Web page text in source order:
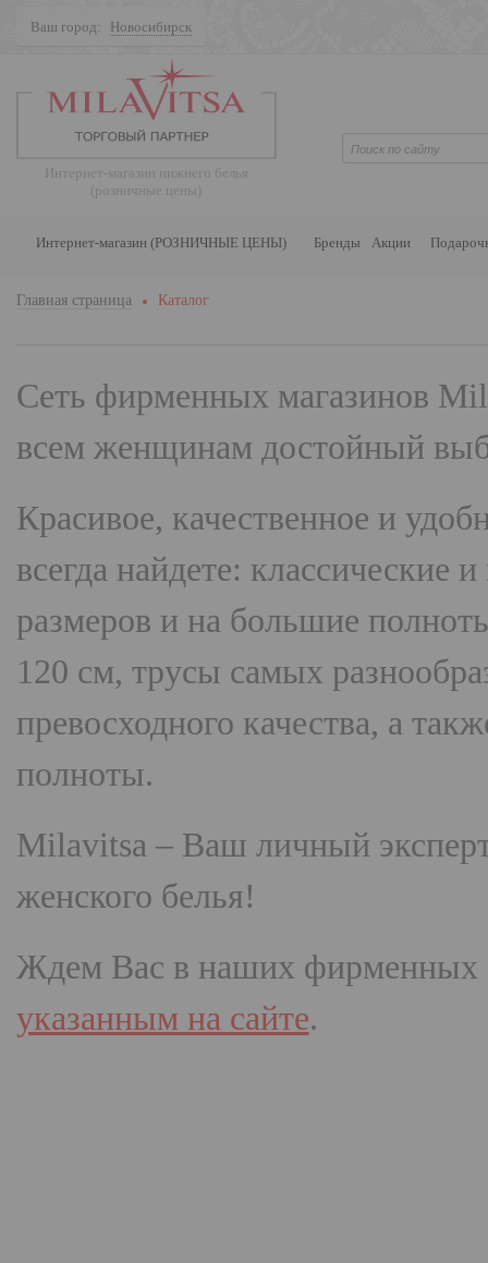
Ваш город: Новосибирск
Интернет-магазин нижнего белья
(розничные цены)
Интернет-магазин (РОЗНИЧНЫЕ ЦЕНЫ) Бренды Акции
Главная страница Каталог
Сеть фирменных магазинов
всем женщинам достойный
Красивое, качественное и
всегда найдете:
размеров и на большие
120 см, трусы самых
превосходного качества, а
полноты.
Milavitsa – Ваш личный
женского белья!
Ждем Вас в наших фирменных
указанным на сайте.